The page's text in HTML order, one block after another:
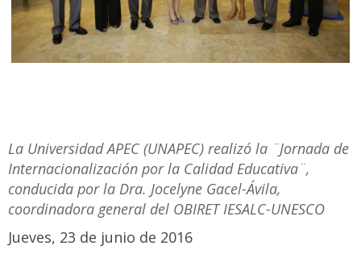
La Universidad APEC (UNAPEC) realizó la ¨Jornada de
Internacionalización por la Calidad Educativa¨,
conducida por la Dra. Jocelyne Gacel-Ávila,
coordinadora general del OBIRET IESALC-UNESCO
Jueves, 23 de junio de 2016